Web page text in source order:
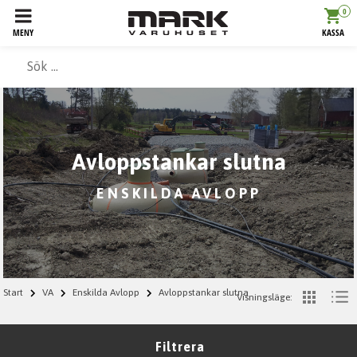
MENY
0
KASSA
Avloppstankar slutna
ENSKILDA AVLOPP
Start VA Enskilda Avlopp Avloppstankar slutnaVisningsläge:
Filtrera